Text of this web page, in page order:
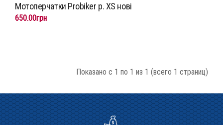
Мотоперчатки Probiker p. XS нові
650.00грн
Показано с 1 по 1 из 1 (всего 1 страниц)